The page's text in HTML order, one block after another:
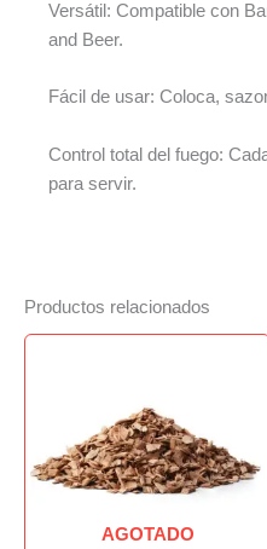
Versátil: Compatible con
and Beer.
Fácil de usar: Coloca,
Control total del fuego:
para servir.
Productos relacionados
AGOTADO